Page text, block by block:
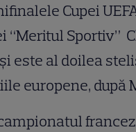
Cupei
Sportiv”
este al doilea
europene, după